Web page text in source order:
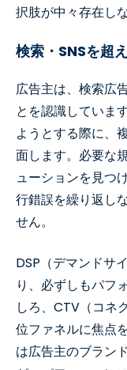
択肢が中々存在し
検索・SNSを超
広告主は、検索広
とを認識していま
ようとする際に、
面します。必要な
ューションを見つ
行錯誤を繰り返し
せん。
DSP（デマンドサ
り、必ずしもパフ
しろ、CTV（コネ
位ファネルに焦点
は広告主のブラン